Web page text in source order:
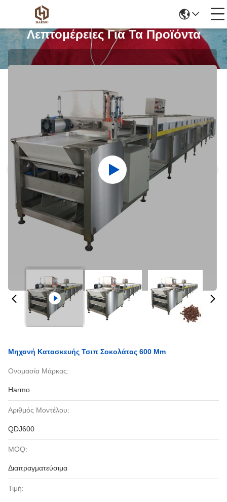
Λεπτομέρειες Για Τα Προϊόντα
Μηχανή Κατασκευής Τσιπ Σοκολάτας 600 Mm
Ονομασία Μάρκας:
Harmo
Αριθμός Μοντέλου:
QDJ600
MOQ:
Διαπραγματεύσιμα
Τιμή: